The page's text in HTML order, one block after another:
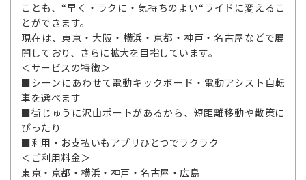
ことも、“早く・ラクに・気持ちのよい“ライドに変えるこ
とができます。
現在は、東京・大阪・横浜・京都・神戸・名古屋などで展
開しており、さらに拡大を目指しています。
＜サービスの特徴＞
■シーンにあわせて電動キックボード・電動アシスト自転
車を選べます
■街じゅうに沢山ポートがあるから、短距離移動や散策に
ぴったり
■利用・お支払いもアプリひとつでラクラク
＜ご利用料金＞
東京・京都・横浜・神戸・名古屋・広島